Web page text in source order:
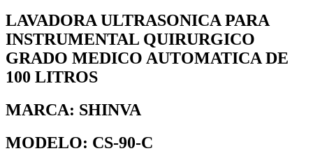
LAVADORA ULTRASONICA PARA
INSTRUMENTAL QUIRURGICO
GRADO MEDICO AUTOMATICA DE
100 LITROS
MARCA: SHINVA
MODELO: CS-90-C